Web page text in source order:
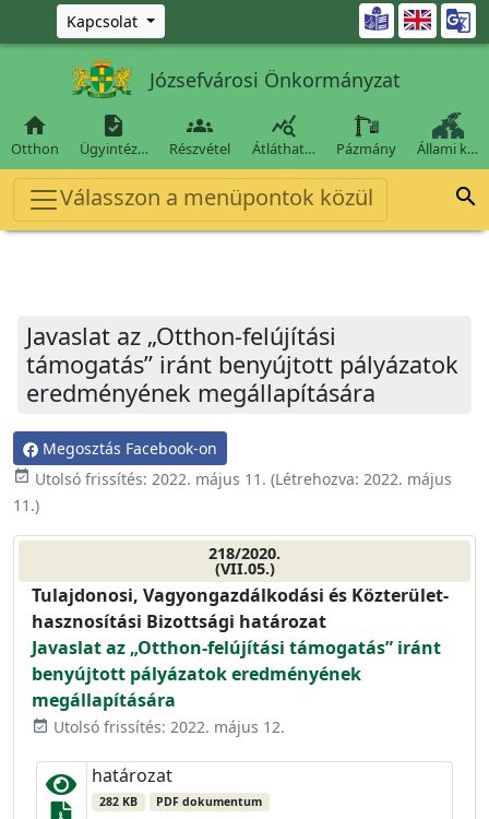
Ugrás a fő tartalomra
Kapcsolat 
Józsefvárosi Önkormányzat

Otthon

Ügyintéz…

Részvétel

Átláthat… Pázmány Állami k…
Válasszon a menüpontok közül 
Javaslat az „Otthon-felújítási
támogatás” iránt benyújtott pályázatok
eredményének megállapítására
Megosztás Facebook-on
event_available Utolsó frissítés: 2022. május 11. (Létrehozva: 2022. május
11.)
218/2020.
(VII.05.)
Tulajdonosi, Vagyongazdálkodási és Közterület-
hasznosítási Bizottsági határozat
Javaslat az „Otthon-felújítási támogatás” iránt
benyújtott pályázatok eredményének
megállapítására
event_available Utolsó frissítés: 2022. május 12.
határozat
282 KB PDF dokumentum